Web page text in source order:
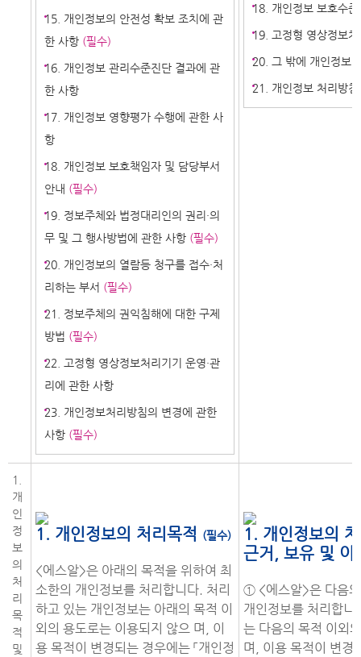
15. 개인정보의 안전성 확보 조치에 관
한 사항 (필수)
16. 개인정보 관리수준진단 결과에 관
한 사항
17. 개인정보 영향평가 수행에 관한 사
항
18. 개인정보 보호책임자 및 담당부서
안내 (필수)
19. 정보주체와 법정대리인의 권리·의
무 및 그 행사방법에 관한 사항 (필수)
20. 개인정보의 열람등 청구를 접수·처
리하는 부서 (필수)
21. 정보주체의 권익침해에 대한 구제
방법 (필수)
22. 고정형 영상정보처리기기 운영·관
리에 관한 사항
23. 개인정보처리방침의 변경에 관한
사항 (필수)
18. 개인정보 보호수
19. 고정형 영상정보처
20. 그 밖에 개인정보
21. 개인정보 처리방
1.
개
인
정
보
의
처
리
목
적
및
1. 개인정보의 처리목적 (필수)
<에스알>은 아래의 목적을 위하여 최
소한의 개인정보를 처리합니다. 처리
하고 있는 개인정보는 아래의 목적 이
외의 용도로는 이용되지 않으 며, 이
용 목적이 변경되는 경우에는 「개인정
1. 개인정보의
근거, 보유 및
① <에스알>은 다음
개인정보를 처리합
는 다음의 목적 이외
며, 이용 목적이 변경